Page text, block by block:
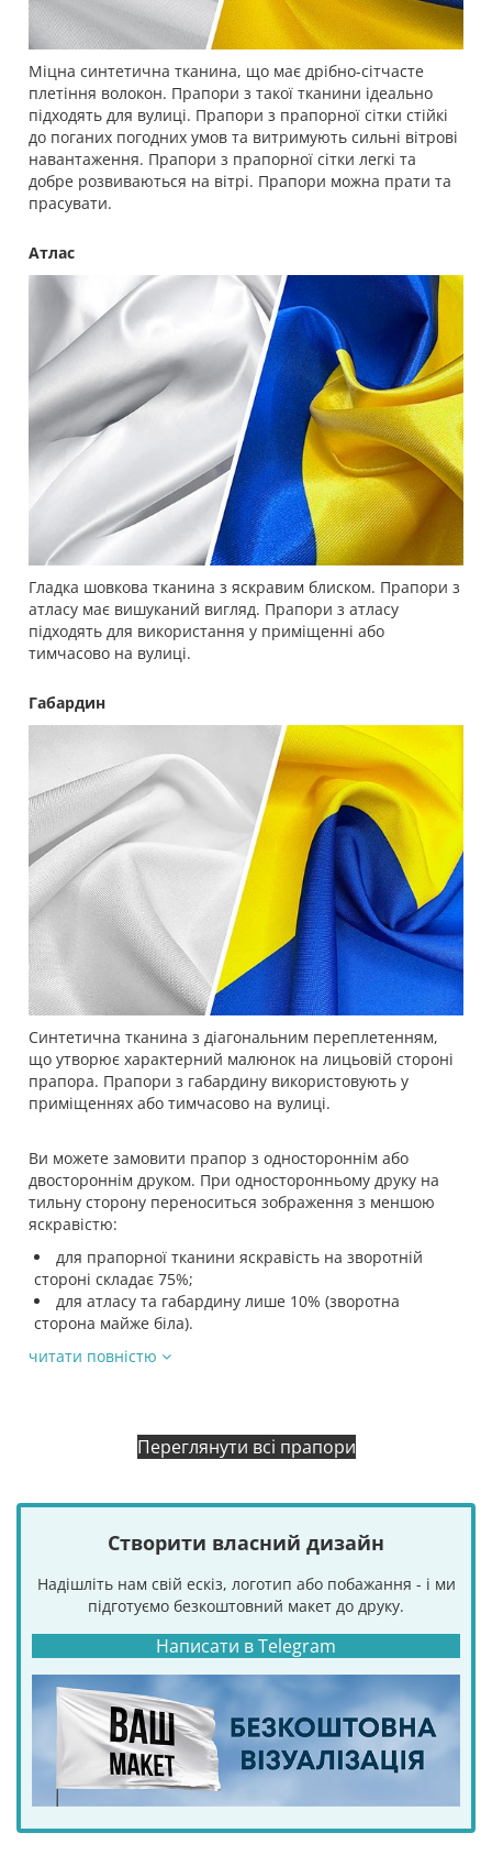
Міцна синтетична тканина, що має дрібно-сітчасте
плетіння волокон. Прапори з такої тканини ідеально
підходять для вулиці. Прапори з прапорної сітки стійкі
до поганих погодних умов та витримують сильні вітрові
навантаження. Прапори з прапорної сітки легкі та
добре розвиваються на вітрі. Прапори можна прати та
прасувати.
Атлас
Гладка шовкова тканина з яскравим блиском. Прапори з
атласу має вишуканий вигляд. Прапори з атласу
підходять для використання у приміщенні або
тимчасово на вулиці.
Габардин
Синтетична тканина з діагональним переплетенням,
що утворює характерний малюнок на лицьовій стороні
прапора. Прапори з габардину використовують у
приміщеннях або тимчасово на вулиці.
Ви можете замовити прапор з одностороннім або
двостороннім друком. При односторонньому друку на
тильну сторону переноситься зображення з меншою
яскравістю:
для прапорної тканини яскравість на зворотній
стороні складає 75%;
для атласу та габардину лише 10% (зворотна
сторона майже біла).
читати повністю
Переглянути всі прапори
Створити власний дизайн
Надішліть нам свій ескіз, логотип або побажання - і ми
підготуємо безкоштовний макет до друку.
Написати в Telegram